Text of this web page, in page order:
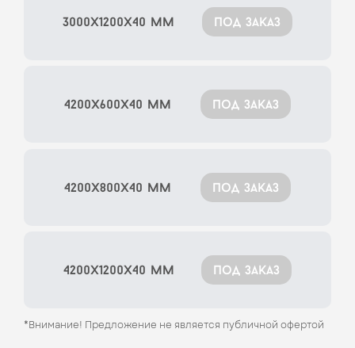
3000x1200x40 мм под заказ
4200x600x40 мм под заказ
4200x800x40 мм под заказ
4200x1200x40 мм под заказ
*Внимание! Предложение не является публичной офертой